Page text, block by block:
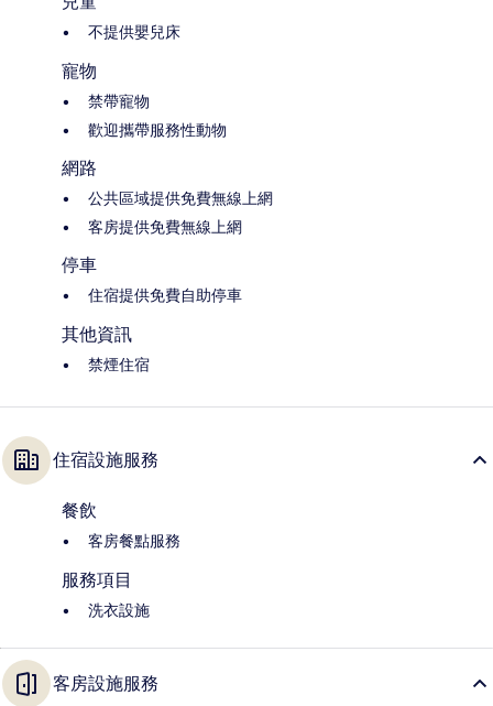
不提供嬰兒床
寵物
禁帶寵物
歡迎攜帶服務性動物
網路
公共區域提供免費無線上網
客房提供免費無線上網
停車
住宿提供免費自助停車
其他資訊
禁煙住宿
住宿設施服務
餐飲
客房餐點服務
服務項目
洗衣設施
客房設施服務